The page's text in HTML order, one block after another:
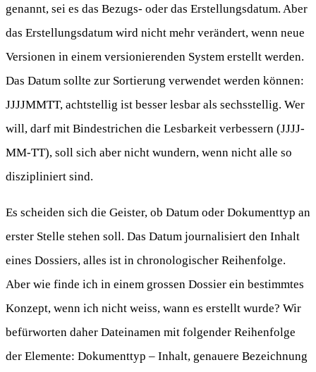
genannt, sei es das Bezugs- oder das Erstellungsdatum. Aber
das Erstellungsdatum wird nicht mehr verändert, wenn neue
Versionen in einem versionierenden System erstellt werden.
Das Datum sollte zur Sortierung verwendet werden können:
JJJJMMTT, achtstellig ist besser lesbar als sechsstellig. Wer
will, darf mit Bindestrichen die Lesbarkeit verbessern (JJJJ-
MM-TT), soll sich aber nicht wundern, wenn nicht alle so
diszipliniert sind.
Es scheiden sich die Geister, ob Datum oder Dokumenttyp an
erster Stelle stehen soll. Das Datum journalisiert den Inhalt
eines Dossiers, alles ist in chronologischer Reihenfolge.
Aber wie finde ich in einem grossen Dossier ein bestimmtes
Konzept, wenn ich nicht weiss, wann es erstellt wurde? Wir
befürworten daher Dateinamen mit folgender Reihenfolge
der Elemente: Dokumenttyp – Inhalt, genauere Bezeichnung